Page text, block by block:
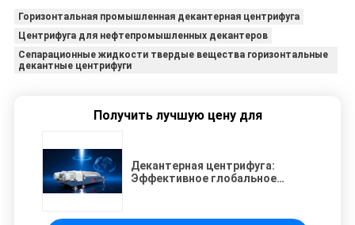
Горизонтальная промышленная декантерная центрифуга
Центрифуга для нефтепромышленных декантеров
Сепарационные жидкости твердые вещества горизонтальные
декантные центрифуги
Получить лучшую цену для
Декантерная центрифуга:
Эффективное глобальное
твердой и жидкой фаз